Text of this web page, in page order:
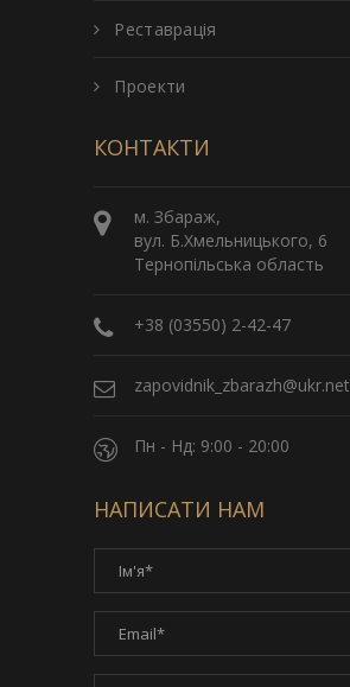
Реставрація
Проекти
КОНТАКТИ
м. Збараж,
вул. Б.Хмельницького, 6
Тернопільська область
+38 (03550) 2-42-47
zapovidnik_zbarazh@ukr.net
Пн - Нд: 9:00 - 20:00
НАПИСАТИ НАМ